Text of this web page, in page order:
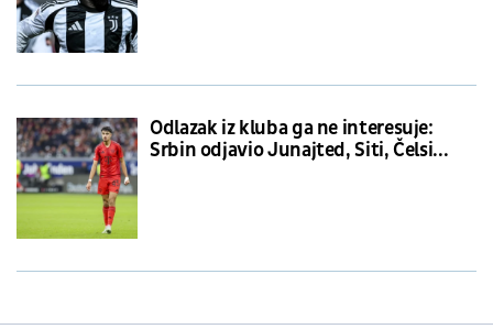
Odlazak iz kluba ga ne interesuje:
Srbin odjavio Junajted, Siti, Čelsi...